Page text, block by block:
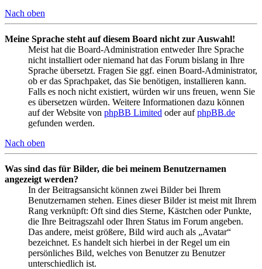
Nach oben
Meine Sprache steht auf diesem Board nicht zur Auswahl!
Meist hat die Board-Administration entweder Ihre Sprache
nicht installiert oder niemand hat das Forum bislang in Ihre
Sprache übersetzt. Fragen Sie ggf. einen Board-Administrator,
ob er das Sprachpaket, das Sie benötigen, installieren kann.
Falls es noch nicht existiert, würden wir uns freuen, wenn Sie
es übersetzen würden. Weitere Informationen dazu können
auf der Website von phpBB Limited oder aufphpBB.de
gefunden werden.
Nach oben
Was sind das für Bilder, die bei meinem Benutzernamen
angezeigt werden?
In der Beitragsansicht können zwei Bilder bei Ihrem
Benutzernamen stehen. Eines dieser Bilder ist meist mit Ihrem
Rang verknüpft: Oft sind dies Sterne, Kästchen oder Punkte,
die Ihre Beitragszahl oder Ihren Status im Forum angeben.
Das andere, meist größere, Bild wird auch als „Avatar“
bezeichnet. Es handelt sich hierbei in der Regel um ein
persönliches Bild, welches von Benutzer zu Benutzer
unterschiedlich ist.